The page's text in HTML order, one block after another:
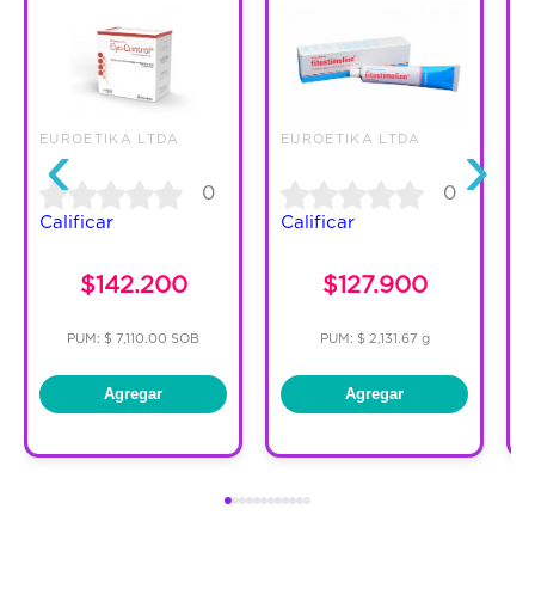
‹
EUROETIKA LTDA
0
Calificar
$142.200
PUM: $ 7,110.00 SOB
Agregar
EUROETIKA LTDA
0
Calificar
$127.900
PUM: $ 2,131.67 g
Agregar
›